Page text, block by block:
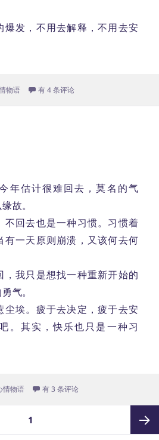
爆发，不用去解释，不用去安
物语 终于
有 4 条评论
年估计很难回去，莫名的气
故。
不回去也是一种习惯。习惯着
有一天原则崩溃，又该何去何
，我只是想找一种重新开始的
气。
尘埃。疲于去决定，疲于去安
。其实，快乐也只是一种习
情物语 回家
有 3 条评论
1